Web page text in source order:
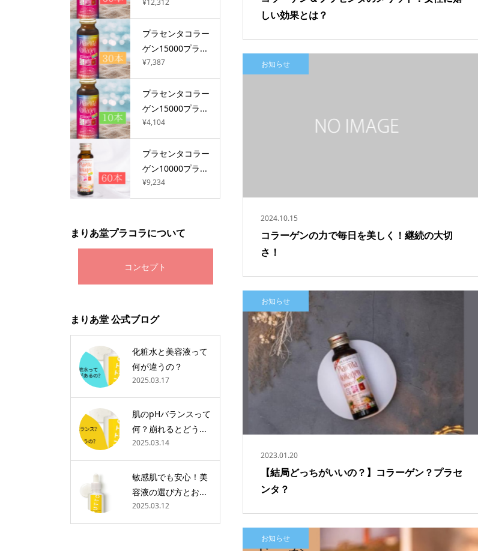
しい効果とは？
2024.10.15
コラーゲンの力で毎日を美しく！継続の大切
さ！
お知らせ
2023.01.20
【結局どっちがいいの？】コラーゲン？プラセ
ンタ？
お知らせ
お知らせ
プラセンタコラー
ゲン15000プラ...
¥7,387
プラセンタコラー
ゲン15000プラ...
¥4,104
プラセンタコラー
ゲン10000プラ...
¥9,234
まりあ堂プラコラについて
コンセプト
まりあ堂 公式ブログ
化粧水と美容液って
何が違うの？
2025.03.17
肌のpHバランスって
何？崩れるとどう...
2025.03.14
敏感肌でも安心！美
容液の選び方とお...
2025.03.12